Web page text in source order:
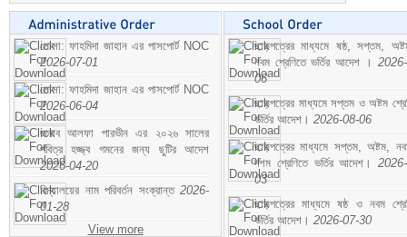
মোসা: ফাহমিদা জাহান এর পাসপোর্ট NOC
2026-07-01
মোসা: ফাহমিদা জাহান এর পাসপোর্ট NOC
2026-06-04
জনাব আলফা পারভীন এর ২০২৬ সালের
পবিত্র হজ্জ্ব গমনের জন্য ছুটির আদেশ
2026-04-20
বিদ্যালয়ের নাম পরিবর্তন সংক্রান্ত 2026-
01-28
View more
ছাড়পত্রের মাধ্যমে ষষ্ঠ, সপ্তম,
নবম শ্রেণিতে ভর্তির আদেশ ।
06
ছাড়পত্রের মাধ্যমে সপ্তম ও অষ্টম
ভর্তির আদেশ। 2026-08-06
ছাড়পত্রের মাধ্যমে সপ্তম, অষ্টম,
দশম শ্রেণিতে ভর্তির আদেশ।
03
ছাড়পত্রের মাধ্যমে ষষ্ঠ ও নবম
ভর্তির আদেশ। 2026-07-30